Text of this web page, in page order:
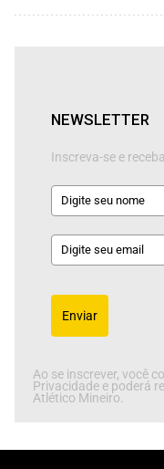
NEWSLETTER
Inscreva-se e
Enviar
Ao se inscrever, você
Privacidade e poderá
Atlético Mineiro.